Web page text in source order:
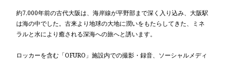
約7,000年前の古代大阪は、海岸線が平野部まで深く入り込み、大阪駅
は海の中でした。古来より地球の大地に潤いをもたらしてきた、ミネ
ラルと水により癒される深海への旅へと誘います。
ロッカーを含む「OFURO」施設内での撮影・録音、ソーシャルメディ